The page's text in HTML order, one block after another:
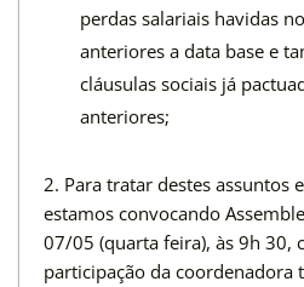
perdas salariais havidas
anteriores a data base e
cláusulas sociais já
anteriores;
2. Para tratar destes assuntos
estamos convocando
07/05 (quarta feira), às 9h 30,
participação da coordenadora